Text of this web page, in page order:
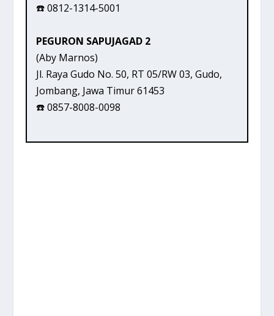
☎️ 0812-1314-5001
PEGURON SAPUJAGAD 2
(Aby Marnos)
Jl. Raya Gudo No. 50, RT 05/RW 03, Gudo,
Jombang, Jawa Timur 61453
☎️ 0857-8008-0098